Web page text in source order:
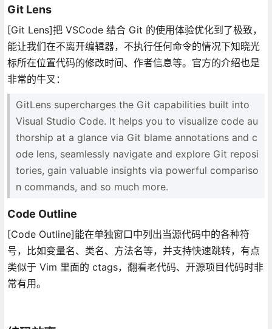
Git Lens
[Git Lens]把 VSCode 结合 Git 的使用体验优化到了极致，
能让我们在不离开编辑器，不执行任何命令的情况下知晓光
标所在位置代码的修改时间、作者信息等。官方的介绍也是
非常的牛叉：
GitLens supercharges the Git capabilities built into
Visual Studio Code. It helps you to visualize code au
thorship at a glance via Git blame annotations and c
ode lens, seamlessly navigate and explore Git reposi
tories, gain valuable insights via powerful compariso
n commands, and so much more.
Code Outline
[Code Outline]能在单独窗口中列出当源代码中的各种符
号，比如变量名、类名、方法名等，并支持快速跳转，有点
类似于 Vim 里面的 ctags，翻看老代码、开源项目代码时非
常有用。